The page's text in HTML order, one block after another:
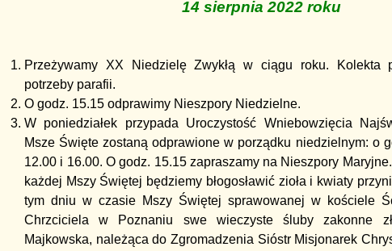
14 sierpnia 2022 roku
Przeżywamy XX Niedzielę Zwykłą w ciągu roku. Kolekta
potrzeby parafii.
O godz. 15.15 odprawimy Nieszpory Niedzielne.
W poniedziałek przypada Uroczystość Wniebowzięcia
Msze Święte zostaną odprawione w porządku niedzielnym: o
12.00 i 16.00. O godz. 15.15 zapraszamy na Nieszpory
każdej Mszy Świętej będziemy błogosławić zioła i kwiaty
tym dniu w czasie Mszy Świętej sprawowanej w kościele
Chrzciciela w Poznaniu swe wieczyste śluby zakonne
Majkowska, należąca do Zgromadzenia Sióstr Misjonarek